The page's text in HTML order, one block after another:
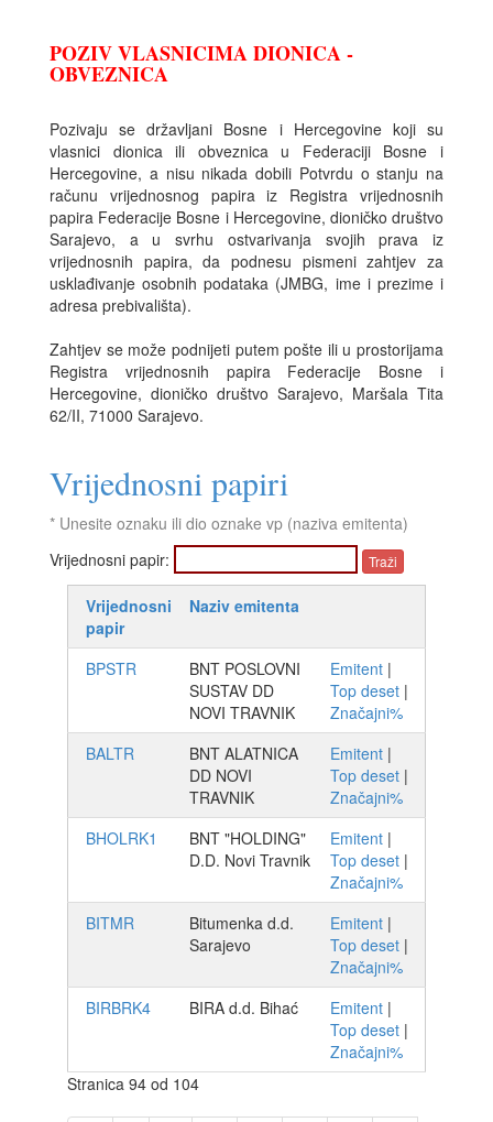
POZIV VLASNICIMA DIONICA -
OBVEZNICA
Pozivaju se državljani Bosne i Hercegovine koji su
vlasnici dionica ili obveznica u Federaciji Bosne i
Hercegovine, a nisu nikada dobili Potvrdu o stanju na
računu vrijednosnog papira iz Registra vrijednosnih
papira Federacije Bosne i Hercegovine, dioničko društvo
Sarajevo, a u svrhu ostvarivanja svojih prava iz
vrijednosnih papira, da podnesu pismeni zahtjev za
usklađivanje osobnih podataka (JMBG, ime i prezime i
adresa prebivališta).
Zahtjev se može podnijeti putem pošte ili u prostorijama
Registra vrijednosnih papira Federacije Bosne i
Hercegovine, dioničko društvo Sarajevo, Maršala Tita
62/II, 71000 Sarajevo.
Vrijednosni papiri
* Unesite oznaku ili dio oznake vp (naziva emitenta)
Vrijednosni papir:
Vrijednosni
papir
Naziv emitenta
BPSTR
BNT POSLOVNI
SUSTAV DD
NOVI TRAVNIK
Emitent |
Top deset |
Značajni%
BALTR
BNT ALATNICA
DD NOVI
TRAVNIK
Emitent |
Top deset |
Značajni%
BHOLRK1
BNT "HOLDING"
D.D. Novi Travnik
Emitent |
Top deset |
Značajni%
BITMR
Bitumenka d.d.
Sarajevo
Emitent |
Top deset |
Značajni%
BIRBRK4
BIRA d.d. Bihać Emitent |
Top deset |
Značajni%
Stranica 94 od 104